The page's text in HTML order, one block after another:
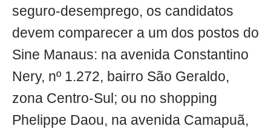
seguro-desemprego, os candidatos
devem comparecer a um dos postos do
Sine Manaus: na avenida Constantino
Nery, nº 1.272, bairro São Geraldo,
zona Centro-Sul; ou no shopping
Phelippe Daou, na avenida Camapuã,